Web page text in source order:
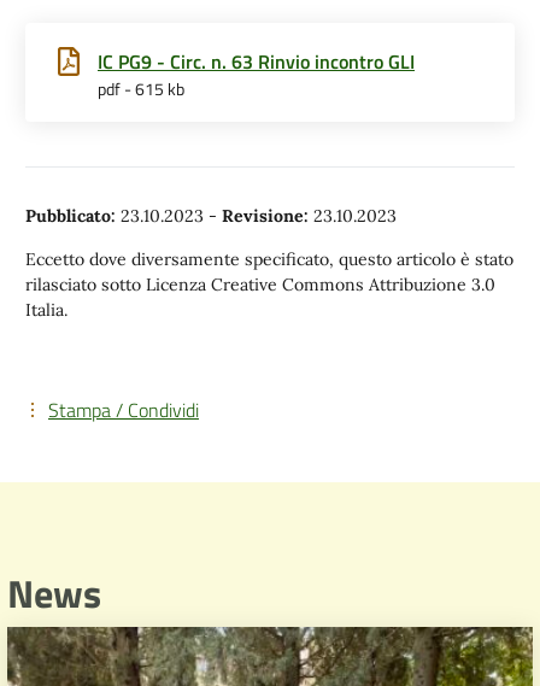
IC PG9 - Circ. n. 63 Rinvio incontro GLI
pdf - 615 kb
Pubblicato: 23.10.2023 - Revisione: 23.10.2023
Eccetto dove diversamente specificato, questo articolo è stato
rilasciato sotto Licenza Creative Commons Attribuzione 3.0
Italia.
Stampa / Condividi
News